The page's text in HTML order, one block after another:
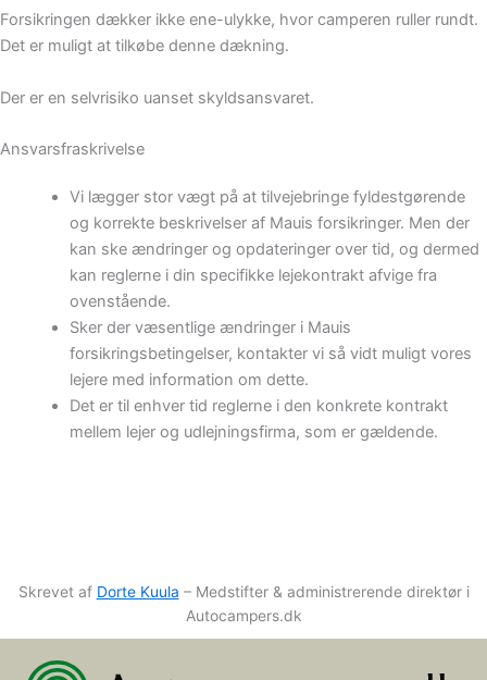
Forsikringen dækker ikke ene-ulykke, hvor camperen ruller rundt.
Det er muligt at tilkøbe denne dækning.
Der er en selvrisiko uanset skyldsansvaret.
Ansvarsfraskrivelse
Vi lægger stor vægt på at tilvejebringe fyldestgørende
og korrekte beskrivelser af Mauis forsikringer. Men der
kan ske ændringer og opdateringer over tid, og dermed
kan reglerne i din specifikke lejekontrakt afvige fra
ovenstående.
Sker der væsentlige ændringer i Mauis
forsikringsbetingelser, kontakter vi så vidt muligt vores
lejere med information om dette.
Det er til enhver tid reglerne i den konkrete kontrakt
mellem lejer og udlejningsfirma, som er gældende.
Skrevet af Dorte Kuula – Medstifter & administrerende direktør i
Autocampers.dk